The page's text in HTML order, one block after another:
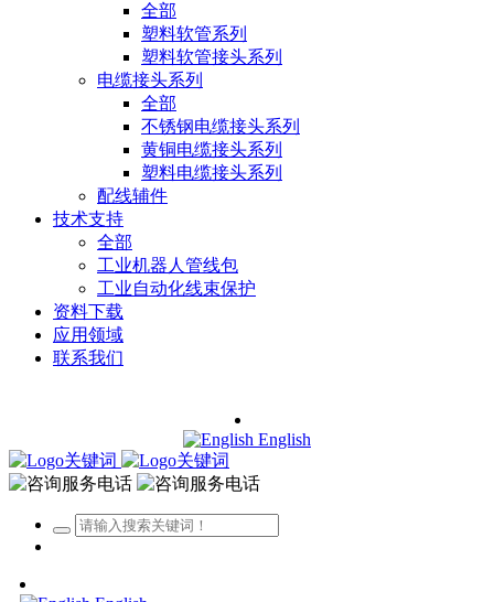
全部
塑料软管系列
塑料软管接头系列
电缆接头系列
全部
不锈钢电缆接头系列
黄铜电缆接头系列
塑料电缆接头系列
配线辅件
技术支持
全部
工业机器人管线包
工业自动化线束保护
资料下载
应用领域
联系我们
English